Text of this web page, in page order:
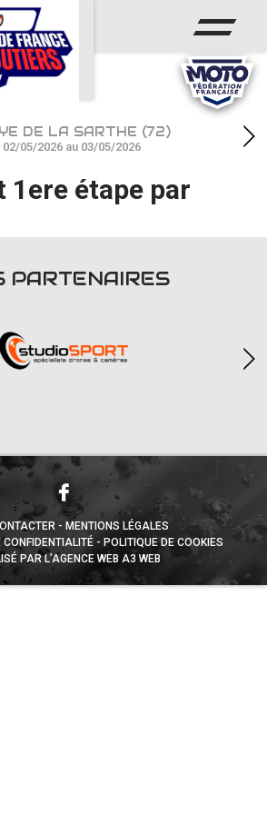
TV
DE LA SARTHE (72)
02/05/2026 au 03/05/2026
1ere étape par
PARTENAIRES
MENTIONS LÉGALES
POLITIQUE DE COOKIES
PAR L’AGENCE WEB A3 WEB